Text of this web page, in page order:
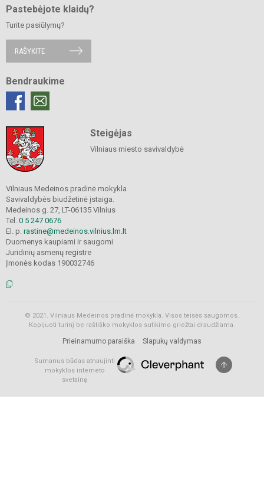
Pastebėjote klaidų?
Turite pasiūlymų?
RAŠYKITE
Bendraukime
Steigėjas
Vilniaus miesto savivaldybė
Vilniaus Medeinos pradinė mokykla
Savivaldybės biudžetinė įstaiga.
Medeinos g. 27, LT-06135 Vilnius
Tel. 0 5 247 0676
El. p. rastine@medeinos.vilnius.lm.lt
Duomenys kaupiami ir saugomi
Juridinių asmenų registre
Įmonės kodas 190032746
© 2021. Vilniaus Medeinos pradinė mokykla. Visos teisės saugomos.
Kopijuoti turinį be raštiško mokyklos sutikimo griežtai draudžiama.
Prieinamumo paraiška Slapukų valdymas
Sumanus būdas atnaujinti
mokyklos interneto
svetainę